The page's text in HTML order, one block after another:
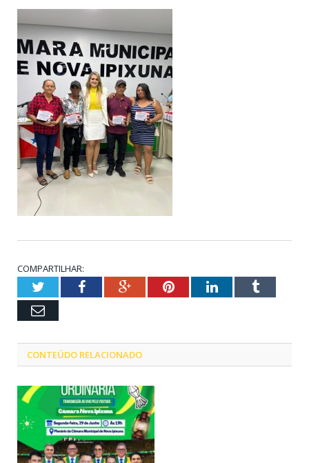
COMPARTILHAR:
TwitterFacebookGoogle+PinterestLinkedInTumblr
Email
CONTEÚDO RELACIONADO